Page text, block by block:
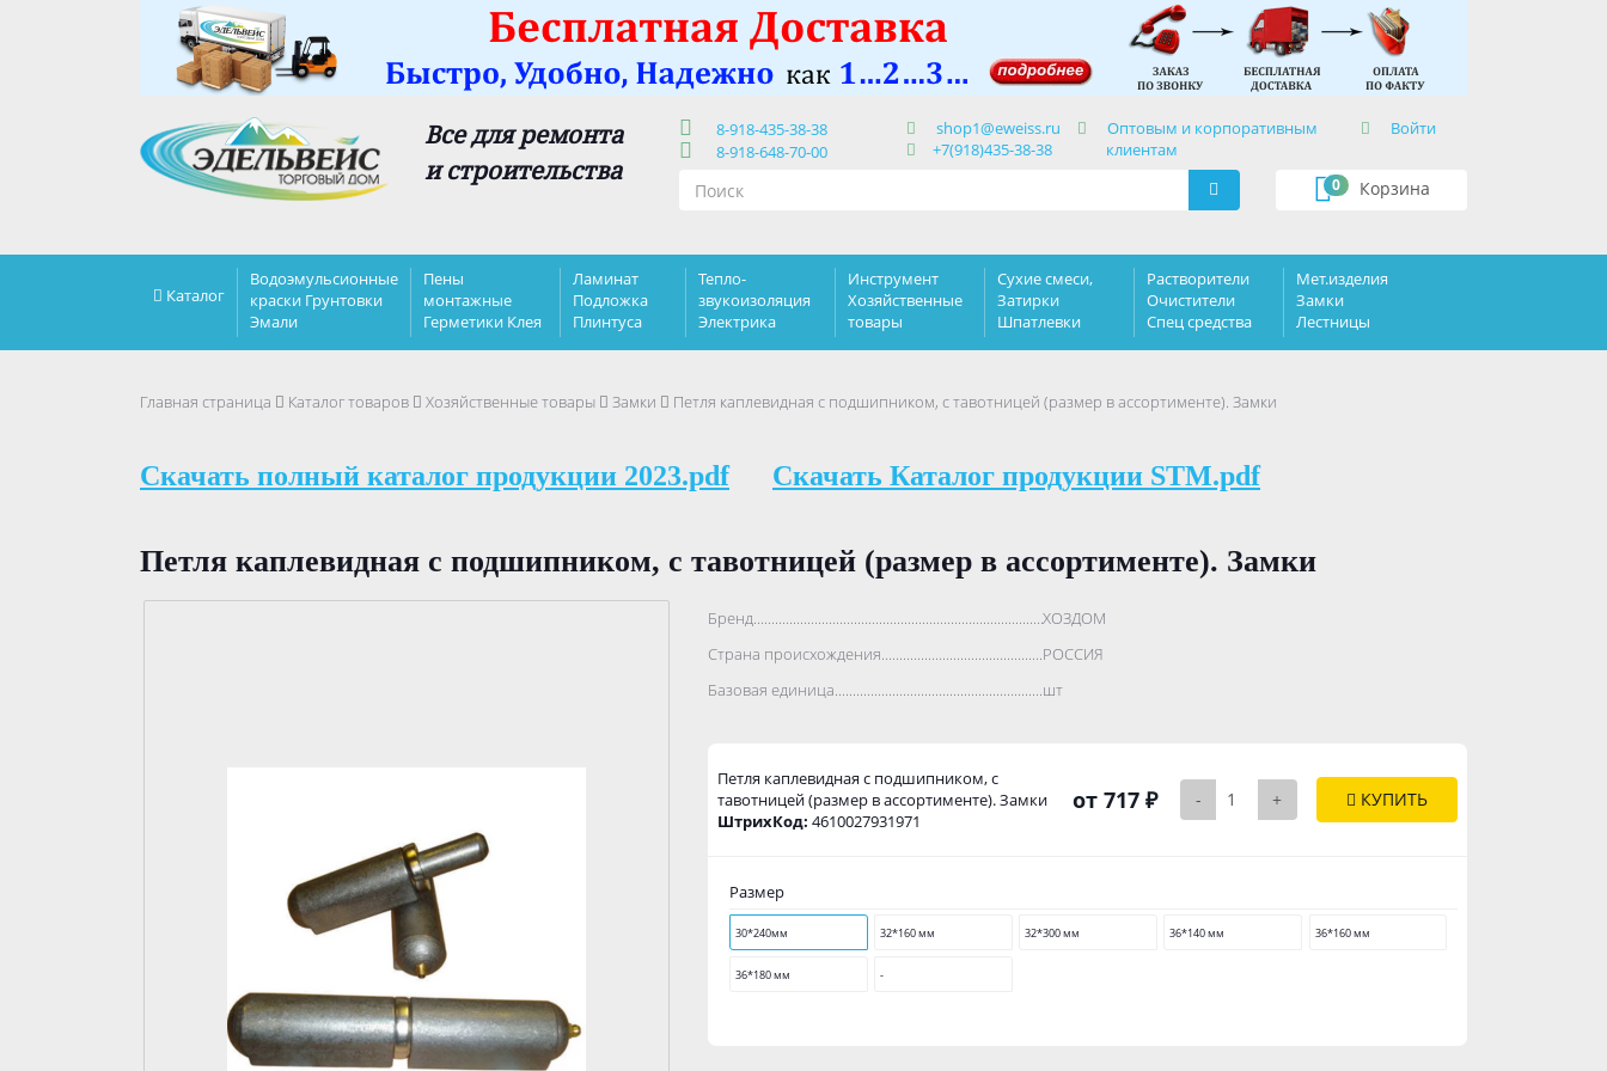
Все для ремонта
и строительства
8-918-435-38-38
8-918-648-70-00
shop1@eweiss.ru
+7(918)435-38-38
Оптовым и корпоративным
клиентам
Войти
Корзина
0
Каталог
Водоэмульсионные
краски Грунтовки
Эмали
Пены
монтажные
Герметики Клея
Ламинат
Подложка
Плинтуса
Тепло-
звукоизоляция
Электрика
Инструмент
Хозяйственные
товары
Сухие смеси,
Затирки
Шпатлевки
Растворители
Очистители
Спец средства
Мет.изделия
Замки
Лестницы
Главная страница Каталог товаров Хозяйственные товары Замки Петля каплевидная с подшипником, с тавотницей (размер в ассортименте). Замки
Скачать полный каталог продукции 2023.pdf Скачать Каталог продукции STM.pdf
Петля каплевидная с подшипником, с тавотницей (размер в ассортименте). Замки
Бренд..................................................................................ХОЗДОМ
Страна происхождения..................................................................................
РОССИЯ
Базовая единица..................................................................................
шт
Петля каплевидная с подшипником, с
тавотницей (размер в ассортименте). Замки
ШтрихКод: 4610027931971
от 717 ₽ - + КУПИТЬ
Размер
30*240мм 32*160 мм 32*300 мм 36*140 мм 36*160 мм
36*180 мм -